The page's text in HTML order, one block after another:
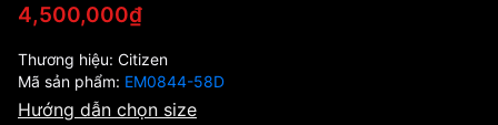
4,500,000₫
Thương hiệu: Citizen
Mã sản phẩm: EM0844-58D
Hướng dẫn chọn size